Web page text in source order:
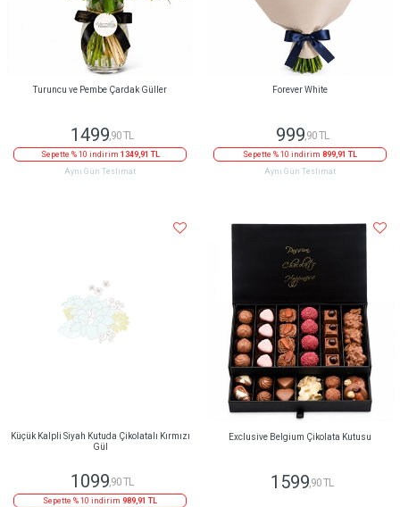
Turuncu ve Pembe Çardak Güller
1499,90 TL
Sepette % 10 indirim 1349,91 TL
Aynı Gün Teslimat
Forever White
999,90 TL
Sepette % 10 indirim 899,91 TL
Aynı Gün Teslimat
Küçük Kalpli Siyah Kutuda Çikolatalı Kırmızı
Gül
1099,90 TL
Sepette % 10 indirim 989,91 TL
Exclusive Belgium Çikolata Kutusu
1599 ,90 TL